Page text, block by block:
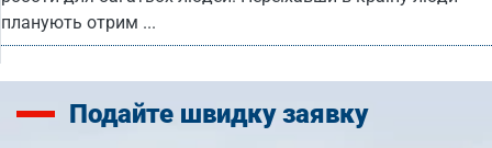
планують отрим ...
Подайте швидку заявку